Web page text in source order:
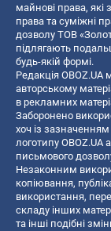
майнові права, які
права та суміжні
дозволу ТОВ
підлягають
будь-якій формі.
Редакція OBOZ.UA
авторському
в рекламних
Заборонено
хоч із зазначенням
логотипу OBOZ.UA
письмового
Незаконним
копiювання,
використання,
складу інших
та інші подібні